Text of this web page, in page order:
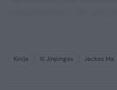
Kinija Xi Jinpingas Jackas Ma